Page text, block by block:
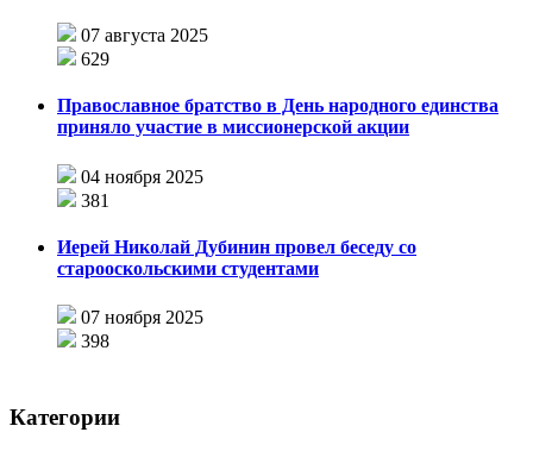
07 августа 2025
629
Православное братство в День народного единства
приняло участие в миссионерской акции
04 ноября 2025
381
Иерей Николай Дубинин провел беседу со
старооскольскими студентами
07 ноября 2025
398
Категории